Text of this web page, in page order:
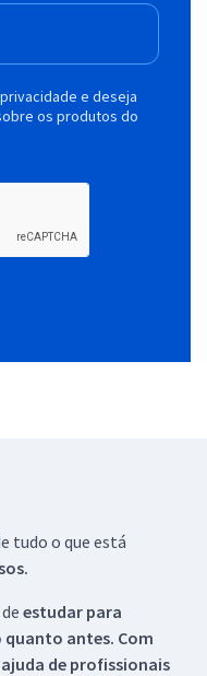
e deseja
os produtos do
tudo o que está
estudar para
quanto antes. Com
de profissionais